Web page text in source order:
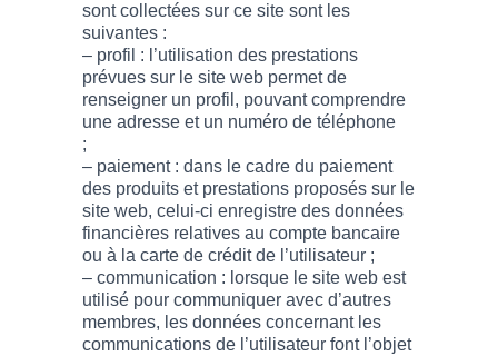
sont collectées sur ce site sont les
suivantes :
– profil : l’utilisation des prestations
prévues sur le site web permet de
renseigner un profil, pouvant comprendre
une adresse et un numéro de téléphone
;
– paiement : dans le cadre du paiement
des produits et prestations proposés sur le
site web, celui-ci enregistre des données
financières relatives au compte bancaire
ou à la carte de crédit de l’utilisateur ;
– communication : lorsque le site web est
utilisé pour communiquer avec d’autres
membres, les données concernant les
communications de l’utilisateur font l’objet